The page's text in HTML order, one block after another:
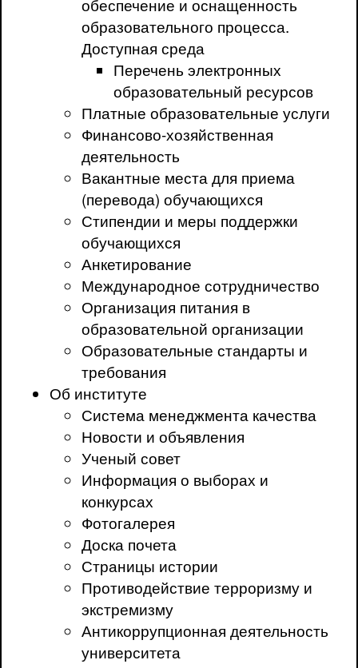
образовательного процесса.
Доступная среда
Перечень электронных
образовательный ресурсов
Платные образовательные услуги
Финансово-хозяйственная
деятельность
Вакантные места для приема
(перевода) обучающихся
Стипендии и меры поддержки
обучающихся
Анкетирование
Международное сотрудничество
Организация питания в
образовательной организации
Образовательные стандарты и
требования
Об институте
Система менеджмента качества
Новости и объявления
Ученый совет
Информация о выборах и
конкурсах
Фотогалерея
Доска почета
Страницы истории
Противодействие терроризму и
экстремизму
Антикоррупционная деятельность
университета